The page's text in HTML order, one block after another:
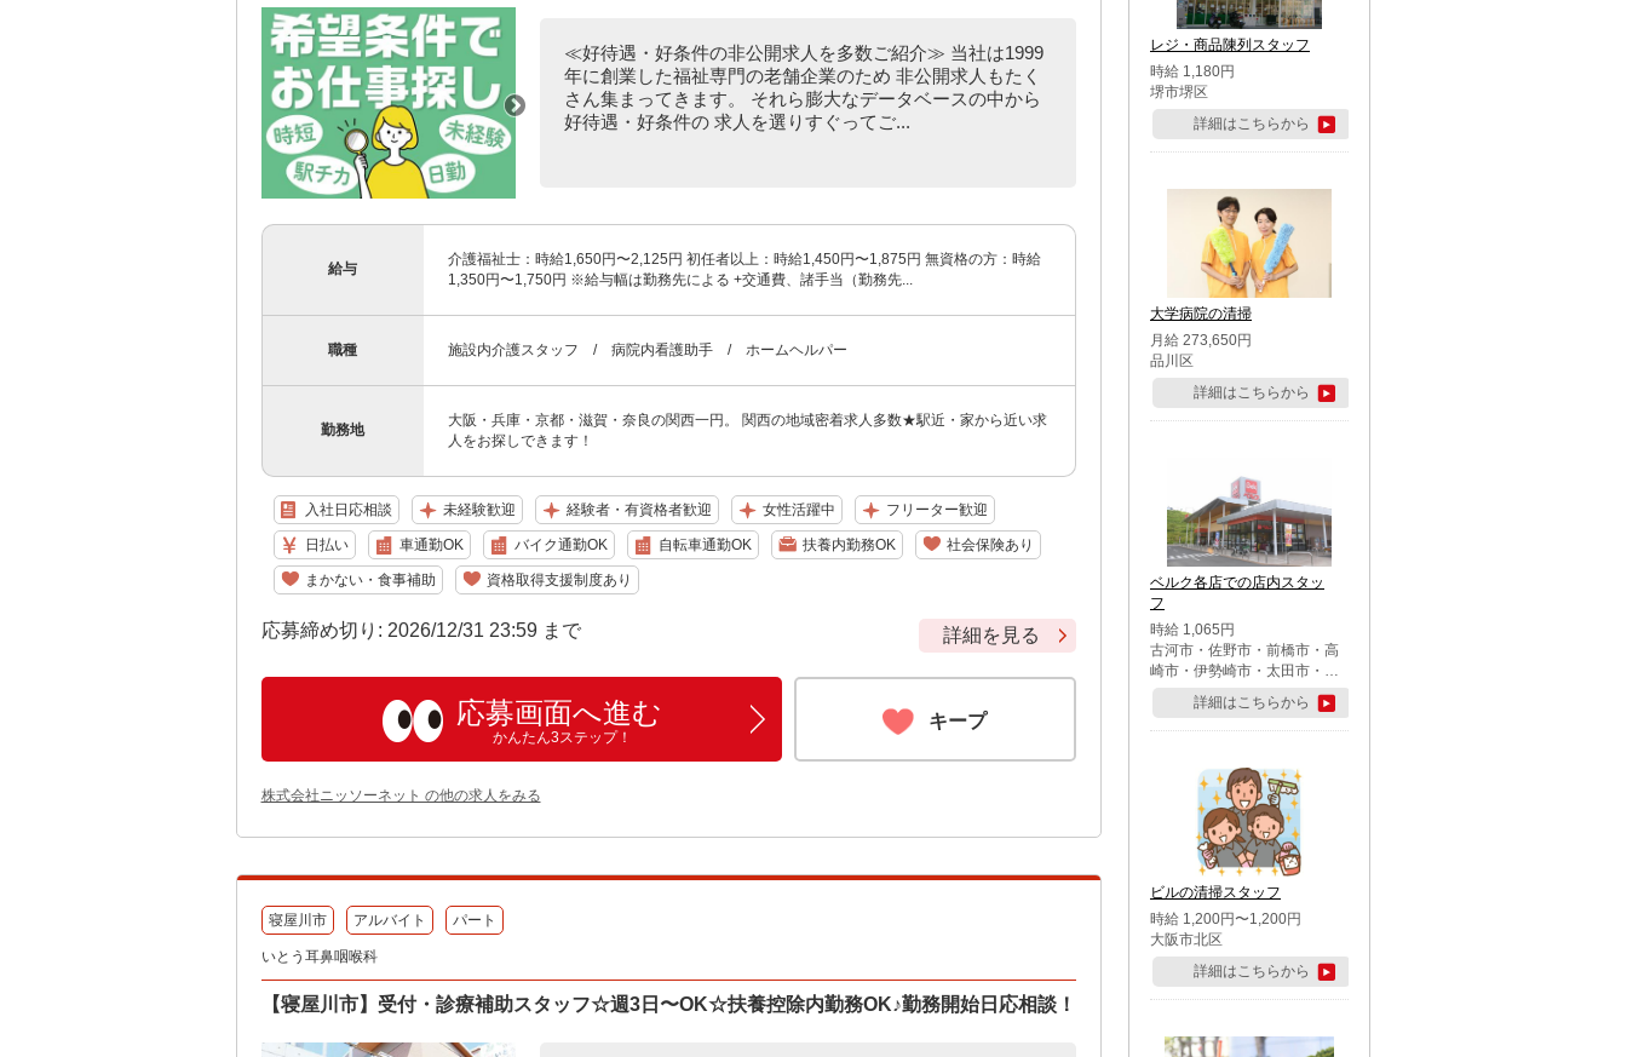
≪好待遇・好条件の非公開求人を多数ご紹介≫ 当社は1999
年に創業した福祉専門の老舗企業のため 非公開求人もたく
さん集まってきます。 それら膨大なデータベースの中から
好待遇・好条件の 求人を選りすぐってご...
給与
介護福祉士：時給1,650円〜2,125円 初任者以上：時給1,450円〜1,875円 無資格の方：時給
1,350円〜1,750円 ※給与幅は勤務先による +交通費、諸手当（勤務先...
職種 施設内介護スタッフ / 病院内看護助手 / ホームヘルパー
勤務地
大阪・兵庫・京都・滋賀・奈良の関西一円。 関西の地域密着求人多数★駅近・家から近い求
人をお探しできます！
入社日応相談 未経験歓迎 経験者・有資格者歓迎 女性活躍中 フリーター歓迎
日払い 車通勤OK バイク通勤OK 自転車通勤OK 扶養内勤務OK 社会保険あり
まかない・食事補助 資格取得支援制度あり
応募締め切り: 2026/12/31 23:59 まで 詳細を見る
応募画面へ進む
かんたん3ステップ！
キープ
株式会社ニッソーネット の他の求人をみる
寝屋川市 アルバイト パート
いとう耳鼻咽喉科
【寝屋川市】受付・診療補助スタッフ☆週3日〜OK☆扶養控除内勤務OK♪勤務開始日応相談！
レジ・商品陳列スタッフ
時給 1,180円
堺市堺区
詳細はこちらから
大学病院の清掃
月給 273,650円
品川区
詳細はこちらから
ベルク各店での店内スタッ
フ
時給 1,065円
古河市・佐野市・前橋市・高
崎市・伊勢崎市・太田市・館
林市・藤岡市・大泉町・さい
たま市北区・川越市・熊谷
市・行田市・秩父市・所沢
市・鶴ケ島市・千葉市中央
区・市川市・松戸市・習志野
市・柏市・流山市・八千代
市・足立区・江戸川区・八王
子市・町田市
詳細はこちらから
ビルの清掃スタッフ
時給 1,200円〜1,200円
大阪市北区
詳細はこちらから